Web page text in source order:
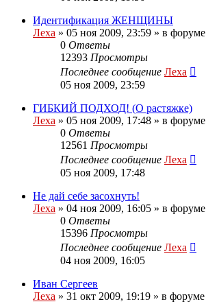
Идентификация ЖЕНЩИНЫ
Леха » 05 ноя 2009, 23:59 » в форуме
0 Ответы
12393 Просмотры
Последнее сообщение Леха
05 ноя 2009, 23:59
ГИБКИЙ ПОДХОД! (О растяжке)
Леха » 05 ноя 2009, 17:48 » в форуме
0 Ответы
12561 Просмотры
Последнее сообщение Леха
05 ноя 2009, 17:48
Не дай себе засохнуть!
Леха » 04 ноя 2009, 16:05 » в форуме
0 Ответы
15396 Просмотры
Последнее сообщение Леха
04 ноя 2009, 16:05
Иван Сергеев
Леха » 31 окт 2009, 19:19 » в форуме